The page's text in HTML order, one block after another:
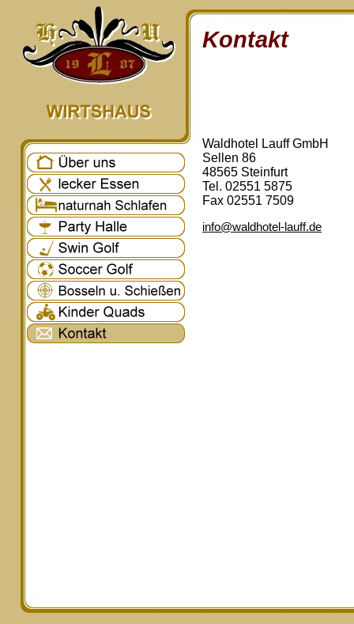
Kontakt
Waldhotel Lauff GmbH
Sellen 86
48565 Steinfurt
Tel. 02551 5875
Fax 02551 7509
info@waldhotel-lauff.de